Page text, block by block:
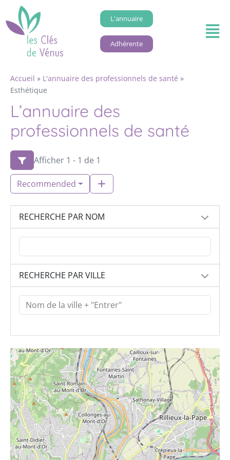
L'annuaire
Adhérente
Accueil » L'annuaire des professionnels de santé »
Esthétique
L’annuaire des
professionnels de santé
Afficher 1 - 1 de 1
Recommended
RECHERCHE PAR NOM
RECHERCHE PAR VILLE